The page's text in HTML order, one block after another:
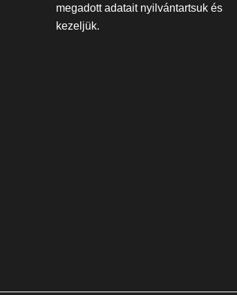
megadott adatait nyilvántartsuk és
kezeljük.